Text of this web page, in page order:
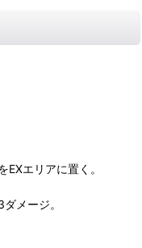
EXエリアに置く。
メージ。